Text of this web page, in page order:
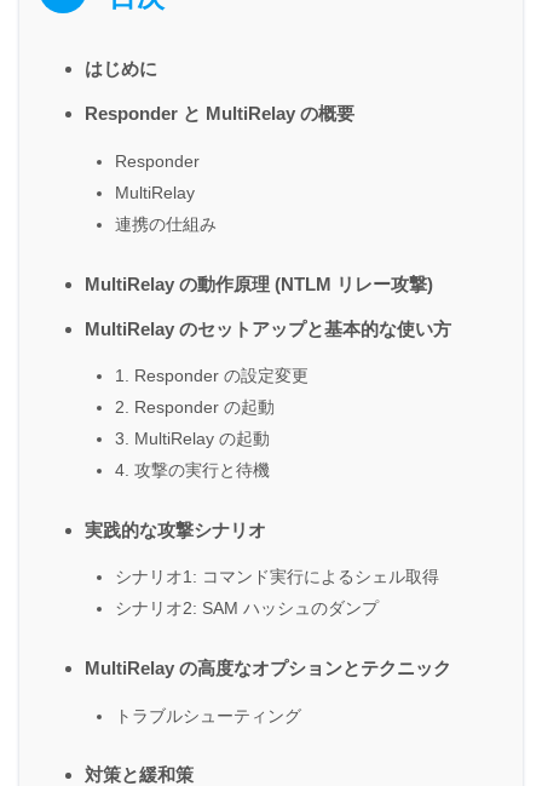
はじめに
Responder と MultiRelay の概要
Responder
MultiRelay
連携の仕組み
MultiRelay の動作原理 (NTLM リレー攻撃)
MultiRelay のセットアップと基本的な使い方
1. Responder の設定変更
2. Responder の起動
3. MultiRelay の起動
4. 攻撃の実行と待機
実践的な攻撃シナリオ
シナリオ1: コマンド実行によるシェル取得
シナリオ2: SAM ハッシュのダンプ
MultiRelay の高度なオプションとテクニック
トラブルシューティング
対策と緩和策